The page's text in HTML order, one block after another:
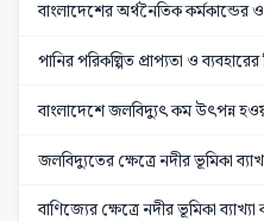
বাংলাদেশের অর্থনৈতিক কর্মকান্ডের
পানির পরিকল্পিত প্রাপ্যতা ও ব্যবহারের
বাংলাদেশে জলবিদ্যুৎ কম উৎপন্ন
জলবিদ্যুতের ক্ষেত্রে নদীর ভূমিকা
বাণিজ্যের ক্ষেত্রে নদীর ভূমিকা ব্যাখ্যা